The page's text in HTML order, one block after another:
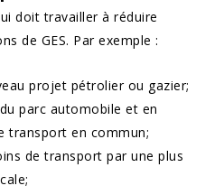
doit travailler à réduire
de GES. Par exemple :
projet pétrolier ou gazier;
parc automobile et en
transport en commun;
de transport par une plus